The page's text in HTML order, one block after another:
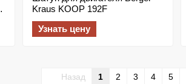
Kraus KOOP 192F
Узнать цену
Назад 1 2 3 4 5